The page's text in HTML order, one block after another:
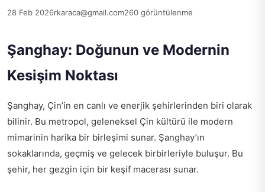
28 Feb 2026rkaraca@gmail.com260 görüntülenme
Şanghay: Doğunun ve Modernin
Kesişim Noktası
Şanghay, Çin’in en canlı ve enerjik şehirlerinden biri olarak
bilinir. Bu metropol, geleneksel Çin kültürü ile modern
mimarinin harika bir birleşimi sunar. Şanghay’ın
sokaklarında, geçmiş ve gelecek birbirleriyle buluşur. Bu
şehir, her gezgin için bir keşif macerası sunar.